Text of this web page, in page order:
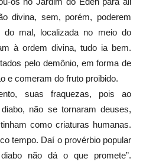
divina, sem, porém, poderem
mal, localizada no meio do
à ordem divina, tudo ia bem.
pelo demônio, em forma de
e comeram do fruto proibido.
suas fraquezas, pois ao
não se tornaram deuses,
como criaturas humanas.
tempo. Daí o provérbio popular
não dá o que promete”.